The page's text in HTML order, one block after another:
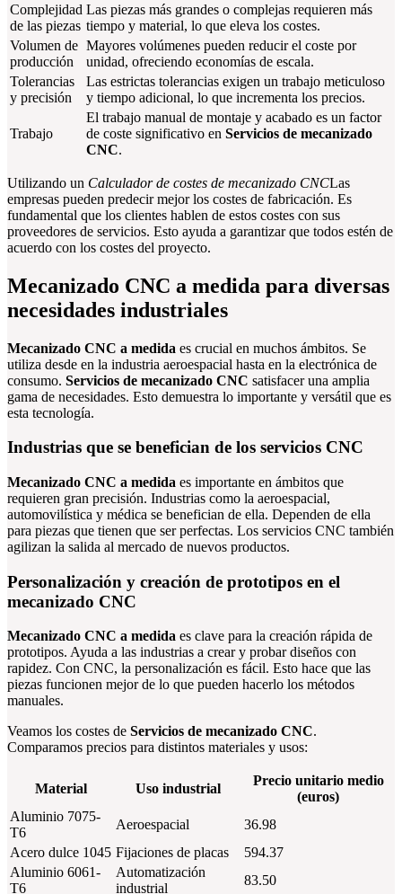
Complejidad
de las piezas
Las piezas más grandes o complejas requieren más
tiempo y material, lo que eleva los costes.
Volumen de
producción
Mayores volúmenes pueden reducir el coste por
unidad, ofreciendo economías de escala.
Tolerancias
y precisión
Las estrictas tolerancias exigen un trabajo meticuloso
y tiempo adicional, lo que incrementa los precios.
Trabajo
El trabajo manual de montaje y acabado es un factor
de coste significativo en Servicios de mecanizado
CNC.
Utilizando un Calculador de costes de mecanizado CNCLas
empresas pueden predecir mejor los costes de fabricación. Es
fundamental que los clientes hablen de estos costes con sus
proveedores de servicios. Esto ayuda a garantizar que todos estén de
acuerdo con los costes del proyecto.
Mecanizado CNC a medida para diversas
necesidades industriales
Mecanizado CNC a medida es crucial en muchos ámbitos. Se
utiliza desde en la industria aeroespacial hasta en la electrónica de
consumo. Servicios de mecanizado CNC satisfacer una amplia
gama de necesidades. Esto demuestra lo importante y versátil que es
esta tecnología.
Industrias que se benefician de los servicios CNC
Mecanizado CNC a medida es importante en ámbitos que
requieren gran precisión. Industrias como la aeroespacial,
automovilística y médica se benefician de ella. Dependen de ella
para piezas que tienen que ser perfectas. Los servicios CNC también
agilizan la salida al mercado de nuevos productos.
Personalización y creación de prototipos en el
mecanizado CNC
Mecanizado CNC a medida es clave para la creación rápida de
prototipos. Ayuda a las industrias a crear y probar diseños con
rapidez. Con CNC, la personalización es fácil. Esto hace que las
piezas funcionen mejor de lo que pueden hacerlo los métodos
manuales.
Veamos los costes de Servicios de mecanizado CNC.
Comparamos precios para distintos materiales y usos:
Material Uso industrial
Precio unitario medio
(euros)
Aluminio 7075-
T6
Aeroespacial
36.98
Acero dulce 1045 Fijaciones de placas
594.37
Aluminio 6061-
T6
Automatización
industrial
83.50